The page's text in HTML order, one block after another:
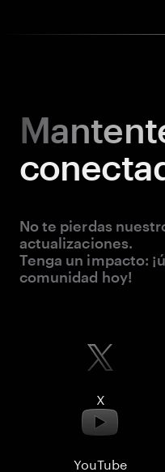
No te pierdas
actualizaciones.
Tenga un impacto:
comunidad hoy!
X
YouTube